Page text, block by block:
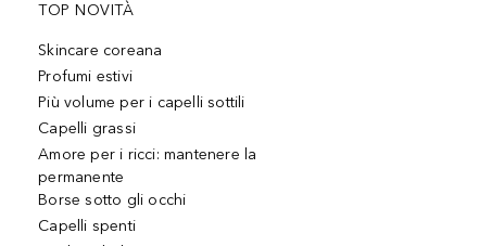
TOP NOVITÀ
Skincare coreana
Profumi estivi
Più volume per i capelli sottili
Capelli grassi
Amore per i ricci: mantenere la
permanente
Borse sotto gli occhi
Capelli spenti